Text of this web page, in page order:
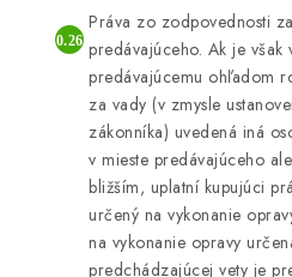
Práva zo zodpovednosti
predávajúceho. Ak je však
predávajúcemu ohľadom
za vady (v zmysle
zákonníka) uvedená iná
v mieste predávajúceho
bližším, uplatní kupujúci
určený na vykonanie
na vykonanie opravy
predchádzajúcej vety je